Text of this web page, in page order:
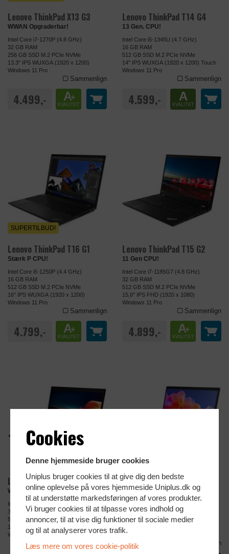
Cookies
Denne hjemmeside bruger cookies
Uniplus bruger cookies til at give dig den bedste
online oplevelse på vores hjemmeside Uniplus.dk og
til at understøtte markedsføringen af vores produkter.
Vi bruger cookies til at tilpasse vores indhold og
annoncer, til at vise dig funktioner til sociale medier
og til at analyserer vores trafik.
Læs mere om vores cookie-politik
Lenovo ThinkPad X13 G3
WWAN Opgraderbar!
Intel Core i7-1270P (4.8 GHz)
32 GB RAM
256 GB SSD M.2 PCIe NVMe
13.3" IPS WUXGA (1920 x 1200)
Windows 11 Pro
Sammenlign
4.499,- A+
KVALITET
Lenovo ThinkPad T14 G4
13 Gen. CPU!
Intel Core i5-1345U (4.7 GHz)
16 GB RAM
512 GB SSD M.2 PCIe NVMe
14" IPS WUXGA (1920 x 1200) Touch
Windows 11 Pro
Sammenlign
4.599,- A
KVALITET
Lenovo ThinkPad T16 G1
Stærk P CPU!
SUPERTILBUD!
Intel Core i5-1250P (4.4 GHz)
16 GB RAM
512 GB SSD M.2 PCIe NVMe
16" IPS WUXGA (1920 x 1200)
Windows 11 Pro
Sammenlign
4.799,- A+
KVALITET
Lenovo ThinkPad T15 G2
11 Gen CPU!
Intel Core i7-1185G7 (4.8 GHz)
32 GB RAM
512 GB SSD M.2 PCIe NVMe
15,6" IPS FHD (1920 x 1080)
Windows 11 Pro
Sammenlign
4.899,- A+
KVALITET
Lenovo ThinkPad X13 G3
WWAN Opgraderbar!
Intel Core i7-1270P (4.8 GHz)
32 GB RAM
512 GB SSD M.2 PCIe NVMe
13.3" IPS WUXGA (1920 x 1200)
Windows 11 Pro
Lenovo ThinkPad T14 G4
13 Gen. CPU!
Intel Core i5-1345U (4.7 GHz)
16 GB RAM
512 GB SSD M.2 PCIe NVMe
14" IPS WUXGA (1920 x 1200)
Windows 11 Pro
Sammenlign